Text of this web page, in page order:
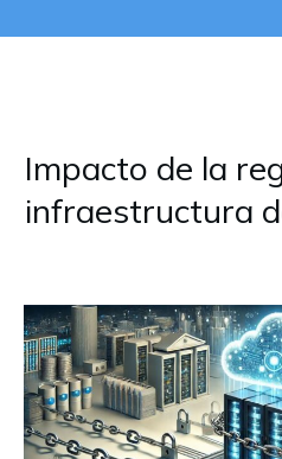
Impacto de la
infraestructura